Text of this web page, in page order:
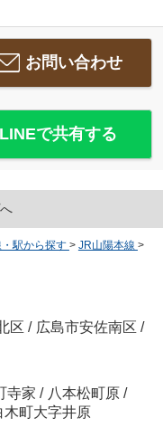
お問い合わせ
LINEで共有する
駅から探す > JR山陽本線 >
区 / 広島市安佐南区 /
寺家 / 八本松町原 /
木町大字井原